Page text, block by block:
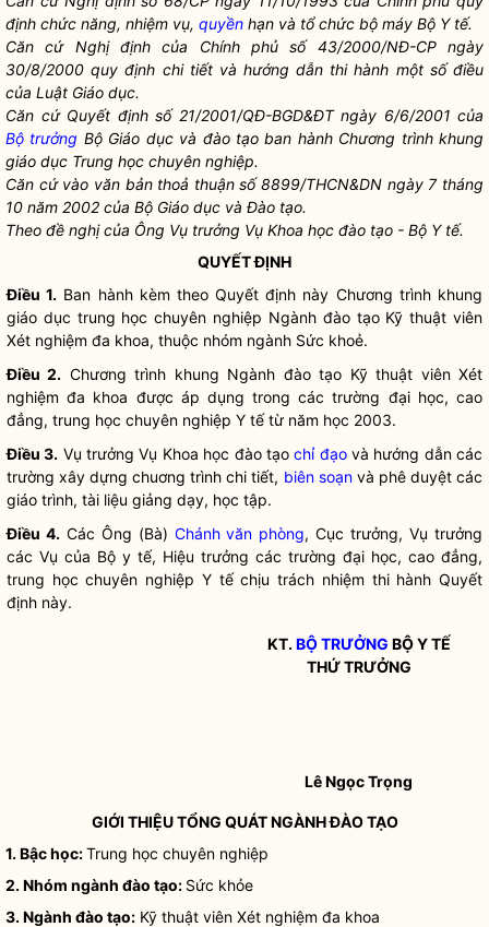
định chức năng, nhiệm vụ, quyền hạn và tổ chức bộ máy Bộ Y tế.
Căn cứ Nghị định của Chính phủ số 43/2000/NĐ-CP ngày
30/8/2000 quy định chi tiết và hướng dẫn thi hành một số điều
của Luật Giáo dục.
Căn cứ Quyết định số 21/2001/QĐ-BGD&ĐT ngày 6/6/2001 của
Bộ trưởng Bộ Giáo dục và đào tạo ban hành Chương trình khung
giáo dục Trung học chuyên nghiệp.
Căn cứ vào văn bản thoả thuận số 8899/THCN&DN ngày 7 tháng
10 năm 2002 của Bộ Giáo dục và Đào tạo.
Theo đề nghị của Ông Vụ trưởng Vụ Khoa học đào tạo - Bộ Y tế.
QUYẾT ĐỊNH
Điều 1. Ban hành kèm theo Quyết định này Chương trình khung
giáo dục trung học chuyên nghiệp Ngành đào tạo Kỹ thuật viên
Xét nghiệm đa khoa, thuộc nhóm ngành Sức khoẻ.
Điều 2. Chương trình khung Ngành đào tạo Kỹ thuật viên Xét
nghiệm đa khoa được áp dụng trong các trường đại học, cao
đẳng, trung học chuyên nghiệp Y tế từ năm học 2003.
Điều 3. Vụ trưởng Vụ Khoa học đào tạochỉ đạovà hướng dẫn các
trường xây dựng chuơng trình chi tiết, biên soạnvà phê duyệt các
giáo trình, tài liệu giảng dạy, học tập.
Điều 4.Các Ông (Bà) Chánh văn phòng, Cục trưởng, Vụ trưởng
các Vụ của Bộ y tế, Hiệu trưởng các trường đại học, cao đẳng,
trung học chuyên nghiệp Y tế chịu trách nhiệm thi hành Quyết
định này.
KT.BỘ TRƯỞNG BỘ Y TẾ
THỨ TRƯỞNG
Lê Ngọc Trọng
GIỚI THIỆU TỔNG QUÁT NGÀNH ĐÀO TẠO
1. Bậc học:Trung học chuyên nghiệp
2. Nhóm ngành đào tạo: Sức khỏe
3. Ngành đào tạo: Kỹ thuật viên Xét nghiệm đa khoa